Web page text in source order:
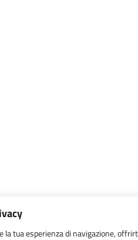
la tua esperienza di navigazione,